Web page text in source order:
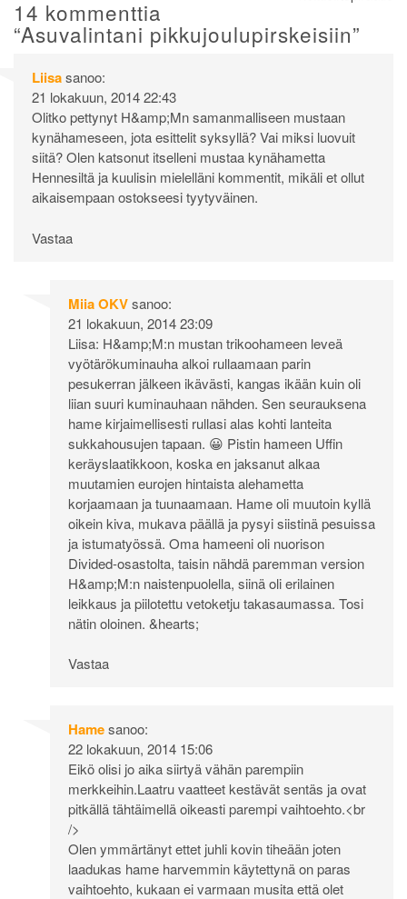
selaus
14 kommenttia
“Asuvalintani pikkujoulupirskeisiin”
Liisasanoo:
21 lokakuun, 2014 22:43
Olitko pettynyt H&amp;Mn samanmalliseen mustaan
kynähameseen, jota esittelit syksyllä? Vai miksi luovuit
siitä? Olen katsonut itselleni mustaa kynähametta
Hennesiltä ja kuulisin mielelläni kommentit, mikäli et ollut
aikaisempaan ostokseesi tyytyväinen.
Vastaa
Miia OKVsanoo:
21 lokakuun, 2014 23:09
Liisa: H&amp;M:n mustan trikoohameen leveä
vyötärökuminauha alkoi rullaamaan parin
pesukerran jälkeen ikävästi, kangas ikään kuin oli
liian suuri kuminauhaan nähden. Sen seurauksena
hame kirjaimellisesti rullasi alas kohti lanteita
sukkahousujen tapaan. 😀 Pistin hameen Uffin
keräyslaatikkoon, koska en jaksanut alkaa
muutamien eurojen hintaista alehametta
korjaamaan ja tuunaamaan. Hame oli muutoin kyllä
oikein kiva, mukava päällä ja pysyi siistinä pesuissa
ja istumatyössä. Oma hameeni oli nuorison
Divided-osastolta, taisin nähdä paremman version
H&amp;M:n naistenpuolella, siinä oli erilainen
leikkaus ja piilotettu vetoketju takasaumassa. Tosi
nätin oloinen. &hearts;
Vastaa
Hamesanoo:
22 lokakuun, 2014 15:06
Eikö olisi jo aika siirtyä vähän parempiin
merkkeihin.Laatru vaatteet kestävät sentäs ja ovat
pitkällä tähtäimellä oikeasti parempi vaihtoehto.<br
/>
Olen ymmärtänyt ettet juhli kovin tiheään joten
laadukas hame harvemmin käytettynä on paras
vaihtoehto, kukaan ei varmaan musita että olet